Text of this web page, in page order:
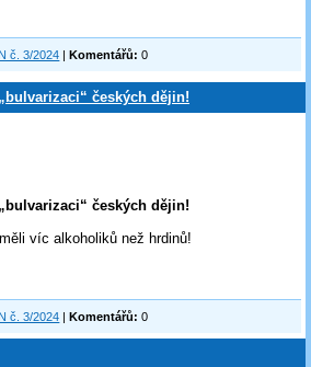
č. 3/2024 Komentářů: 0
českých dějin!
českých dějin!
víc alkoholiků než hrdinů!
č. 3/2024 |Komentářů: 0